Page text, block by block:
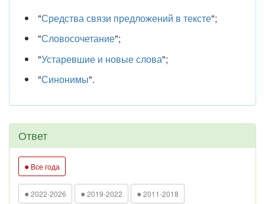
"Средства связи предложений в тексте";
"Словосочетание";
"Устаревшие и новые слова";
"Синонимы".
Ответ
● Все года
● 2022-2026 ● 2019-2022 ● 2011-2018